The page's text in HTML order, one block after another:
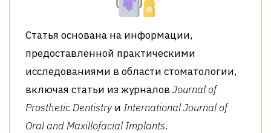
Статья основана на информации,
предоставленной практическими
исследованиями в области стоматологии,
включая статьи из журналовJournal of
Prosthetic Dentistryи International Journal of
Oral and Maxillofacial Implants.